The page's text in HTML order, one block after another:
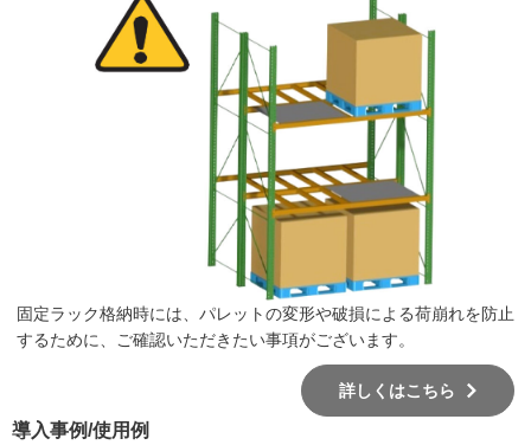
固定ラック格納時には、パレットの変形や破損による荷崩れを防止
するために、ご確認いただきたい事項がございます。
詳しくはこちら
導入事例/使用例